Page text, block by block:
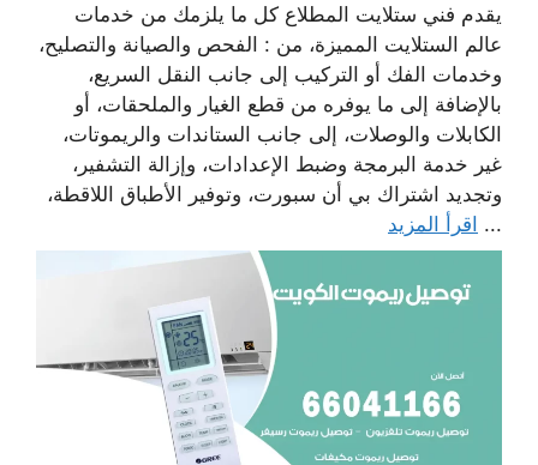
يقدم فني ستلايت المطلاع كل ما يلزمك من خدمات
عالم الستلايت المميزة، من : الفحص والصيانة والتصليح،
وخدمات الفك أو التركيب إلى جانب النقل السريع،
بالإضافة إلى ما يوفره من قطع الغيار والملحقات، أو
الكابلات والوصلات، إلى جانب الستاندات والريموتات،
غير خدمة البرمجة وضبط الإعدادات، وإزالة التشفير،
وتجديد اشتراك بي أن سبورت، وتوفير الأطباق اللاقطة،
... اقرأ المزيد